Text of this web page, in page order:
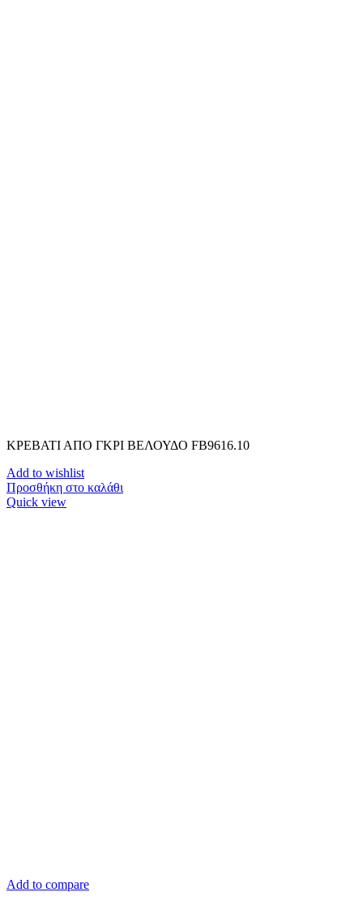
ΚΡΕΒΑΤΙ ΑΠΟ ΓΚΡΙ ΒΕΛΟΥΔΟ FB9616.10
Add to wishlist
Προσθήκη στο καλάθι
Quick view
Add to compare